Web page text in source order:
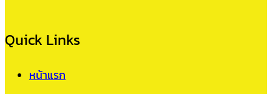
Quick Links
หน้าแรก